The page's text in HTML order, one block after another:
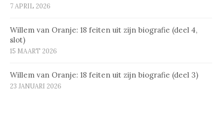
7 APRIL 2026
Willem van Oranje: 18 feiten uit zijn biografie (deel 4,
slot)
15 MAART 2026
Willem van Oranje: 18 feiten uit zijn biografie (deel 3)
23 JANUARI 2026